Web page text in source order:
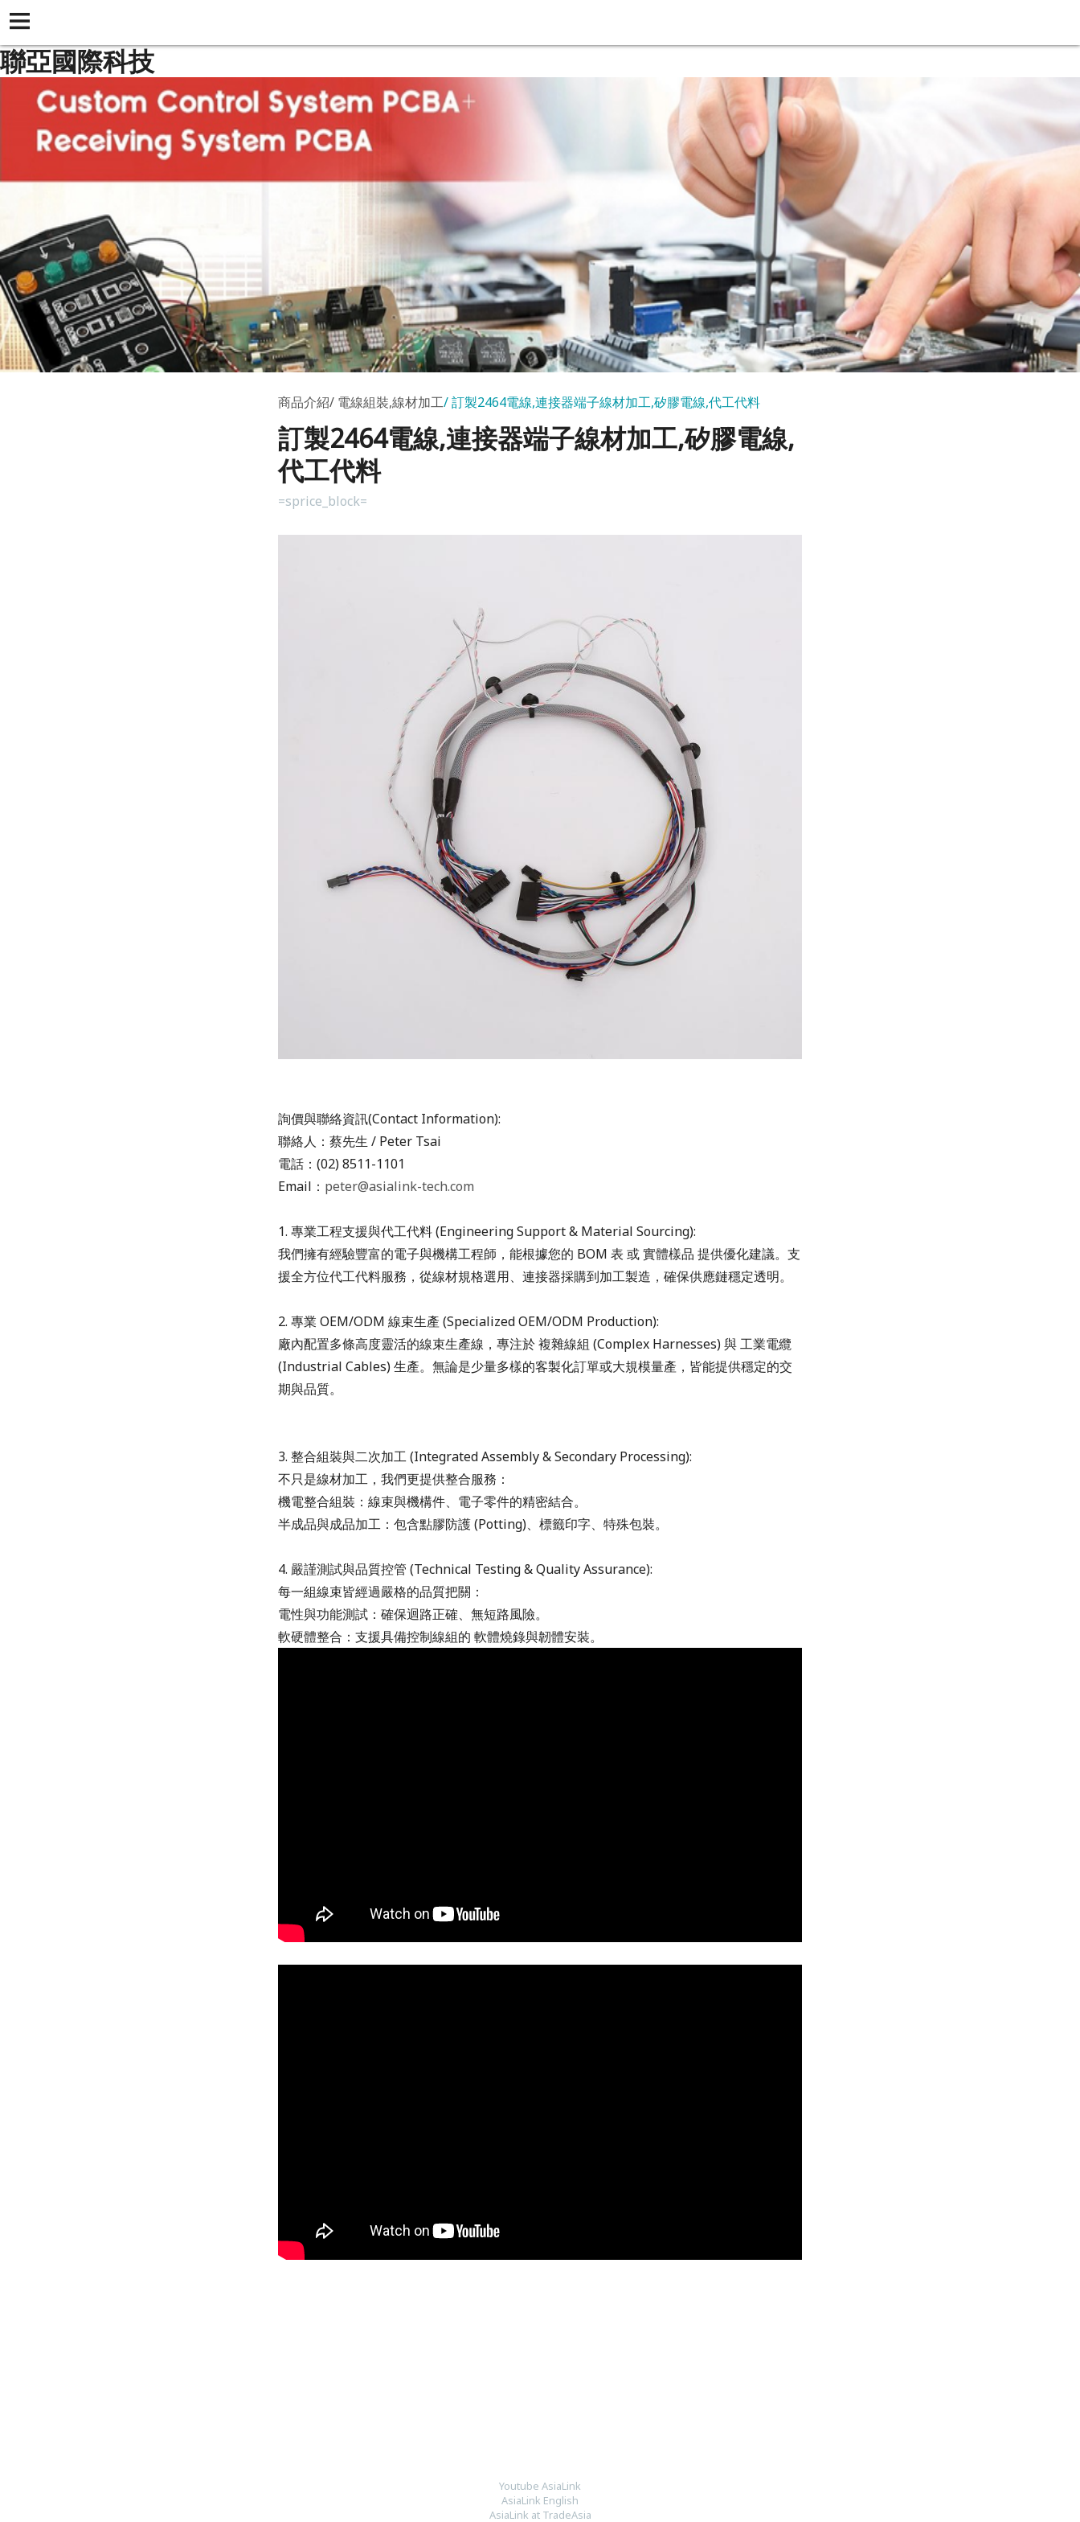
聯亞國際科技
商品介紹 電線組裝,線材加工 訂製2464電線,連接器端子線材加工,矽膠電線,代工代料
訂製2464電線,連接器端子線材加工,矽膠電線,
代工代料
=sprice_block=
詢價與聯絡資訊(Contact Information):
聯絡人： 蔡先生 / Peter Tsai
電話：(02) 8511-1101
Email： peter@asialink-tech.com
1. 專業工程支援與代工代料 (Engineering Support & Material Sourcing):
我們擁有經驗豐富的電子與機構工程師，能根據您的 BOM 表 或 實體樣品 提供優化建議。支
援全方位代工代料服務，從線材規格選用、連接器採購到加工製造，確保供應鏈穩定透明。
2. 專業 OEM/ODM 線束生產 (Specialized OEM/ODM Production):
廠內配置多條高度靈活的線束生產線，專注於 複雜線組 (Complex Harnesses) 與 工業電纜
(Industrial Cables) 生產。無論是少量多樣的客製化訂單或大規模量產，皆能提供穩定的交
期與品質。
3. 整合組裝與二次加工 (Integrated Assembly & Secondary Processing):
不只是線材加工，我們更提供整合服務：
機電整合組裝：線束與機構件、電子零件的精密結合。
半成品與成品加工：包含點膠防護 (Potting)、標籤印字、特殊包裝。
4. 嚴謹測試與品質控管 (Technical Testing & Quality Assurance):
每一組線束皆經過嚴格的品質把關：
電性與功能測試：確保迴路正確、無短路風險。
軟硬體整合：支援具備控制線組的 軟體燒錄與韌體安裝。
Youtube AsiaLink
AsiaLink English
AsiaLink at TradeAsia